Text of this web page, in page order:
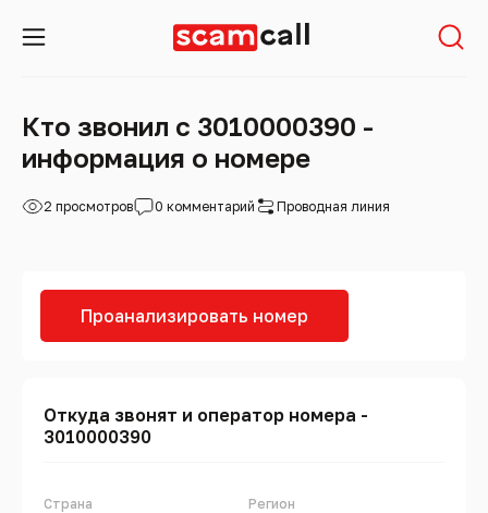
Кто звонил с 3010000390 -
информация о номере
2 просмотров 0 комментарий Проводная линия
Проанализировать номер
Откуда звонят и оператор номера -
3010000390
Страна Регион